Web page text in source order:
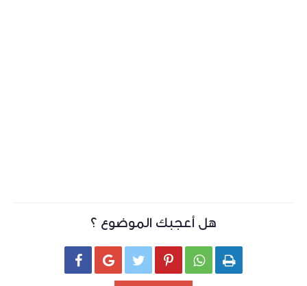
هل أعجبك الموضوع ؟
     